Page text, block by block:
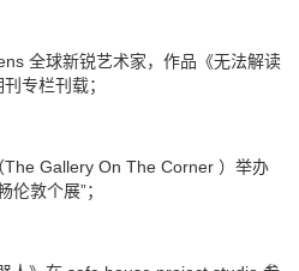
全球新锐艺术家，作品《无法解读
专栏刊载；
Gallery On The Corner ）举办
敦个展”；